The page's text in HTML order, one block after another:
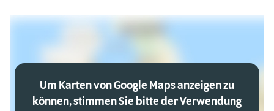
Um Karten von Google Maps anzeigen zu
können, stimmen Sie bitte der Verwendung